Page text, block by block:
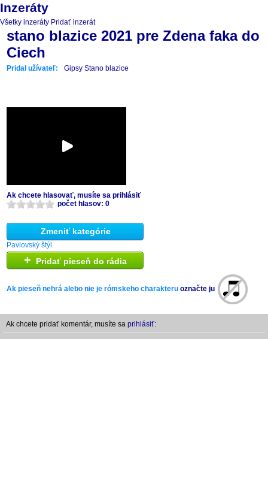
Inzeráty
Všetky inzeráty Pridať inzerát
stano blazice 2021 pre Zdena faka do
Ciech
Pridal užívateľ: Gipsy Stano blazice
Ak chcete hlasovať, musíte sa prihlásiť
počet hlasov: 0
Zmeniť kategórie
Pavlovský štýl
+ Pridať pieseň do rádia
Ak pieseň nehrá alebo nie je rómskeho charakteru označte ju
Ak chcete pridať komentár, musíte sa prihlásiť: